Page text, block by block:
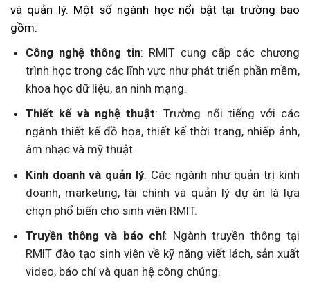
và quản lý. Một số ngành học nổi bật tại trường bao
gồm:
Công nghệ thông tin: RMIT cung cấp các chương
trình học trong các lĩnh vực như phát triển phần mềm,
khoa học dữ liệu, an ninh mạng.
Thiết kế và nghệ thuật: Trường nổi tiếng với các
ngành thiết kế đồ họa, thiết kế thời trang, nhiếp ảnh,
âm nhạc và mỹ thuật.
Kinh doanh và quản lý: Các ngành như quản trị kinh
doanh, marketing, tài chính và quản lý dự án là lựa
chọn phổ biến cho sinh viên RMIT.
Truyền thông và báo chí: Ngành truyền thông tại
RMIT đào tạo sinh viên về kỹ năng viết lách, sản xuất
video, báo chí và quan hệ công chúng.